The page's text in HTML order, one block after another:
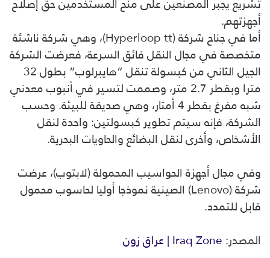
أجهزتهم.
أما في جناح شركة (Hyperloop tt)، وهي شركة ناشئة
متخصصة في مجال النقل فائق السرعة، فعرضت الشركة
الجيل الثاني من كبسولة تنقل “هايبرلوب” بطول 32
مترا وبقطر 2.7 متر، وصممت لتسير في أنبوب معدني
شبه مفرغ بقطر 4 أمتار، وهي صديقة للبيئة. وحسب
الشركة، فإنه سيتم تطوير كبسولتين: واحدة لنقل
الأشخاص، وأخرى لنقل البضائع والحاويات البحرية.
وفي مجال أجهزة الحواسيب المحمولة (لابتوب)، عرضت
شركة (Lenovo) الصينية نموذجا أوليا لحاسوب محمول
قابل للتمدد.
المصدر:Iraq Zone | عراق زون